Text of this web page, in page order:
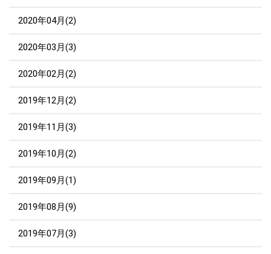
2020年04月(2)
2020年03月(3)
2020年02月(2)
2019年12月(2)
2019年11月(3)
2019年10月(2)
2019年09月(1)
2019年08月(9)
2019年07月(3)